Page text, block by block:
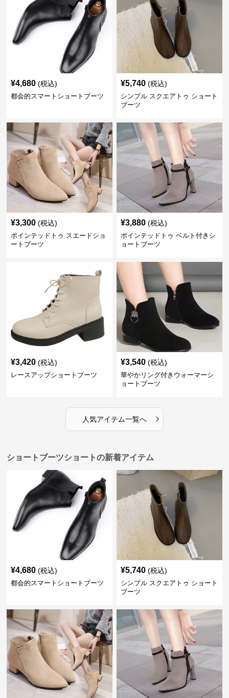
¥4,680 (税込)
都会的スマートショートブーツ
¥5,740 (税込)
シンプル スクエアトゥ ショート
ブーツ
¥3,300 (税込)
ポインテッドトゥ スエードショ
ートブーツ
¥3,880 (税込)
ポインテッドトゥ ベルト付きシ
ョートブーツ
¥3,420 (税込)
レースアップショートブーツ
¥3,540 (税込)
華やかリング付きウォーマーシ
ョートブーツ
人気アイテム一覧へ ›
ショートブーツショートの新着アイテム
¥4,680 (税込)
都会的スマートショートブーツ
¥5,740 (税込)
シンプル スクエアトゥ ショート
ブーツ